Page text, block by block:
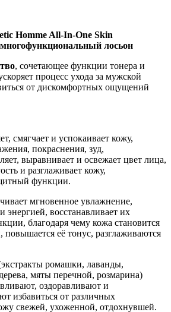
Homme All-In-One Skin
лосьон
, сочетающее функции тонера и
процесс ухода за мужской
от дискомфортных ощущений
смягчает и успокаивает кожу,
покраснения, зуд,
выравнивает и освежает цвет лица,
и разглаживает кожу,
функции.
мгновенное увлажнение,
энергией, восстанавливает их
благодаря чему кожа становится
повышается её тонус, разглаживаются
ромашки, лаванды,
мяты перечной, розмарина)
оздоравливают и
избавиться от различных
свежей, ухоженной, отдохнувшей.